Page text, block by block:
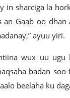
in sharciga la
Gaab oo
ayuu yiri.
wux uu ugu
badan
beelaha ku